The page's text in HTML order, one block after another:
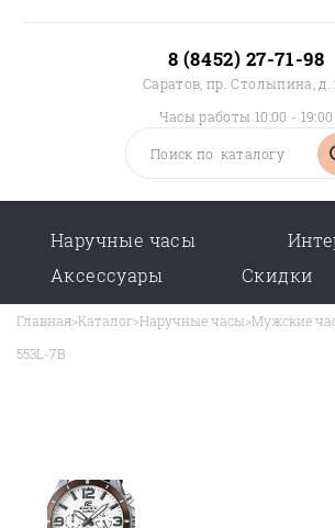
8 (8452) 27-71-98
Саратов, пр. Столыпина, д.
Часы работы 10:00 - 19:00
Наручные часы
Аксессуары
Скидки
Главная>Каталог>Наручные часы>Мужские
553L-7B